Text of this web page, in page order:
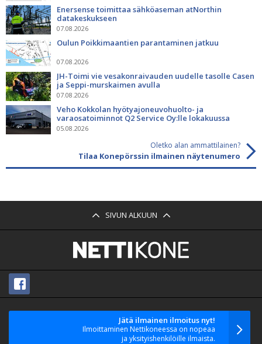
Enersense toimittaa sähköaseman atNorthin
datakeskukseen
07.08.2026
Oulun Poikkimaantien parantaminen jatkuu
07.08.2026
JH-Toimi vie vesakonraivauden uudelle tasolle Casen
ja Seppi-murskaimen avulla
07.08.2026
Veho Kokkolan hyötyajoneuvohuolto- ja
varaosatoiminnot Q2 Service Oy:lle lokakuussa
05.08.2026
Oletko alan ammattilainen?
Tilaa Konepörssin ilmainen näytenumero
SIVUN ALKUUN
Jätä ilmainen ilmoitus nyt!
Ilmoittaminen Nettikoneessa on nopeaa
ja yksityishenkilöille ilmaista.